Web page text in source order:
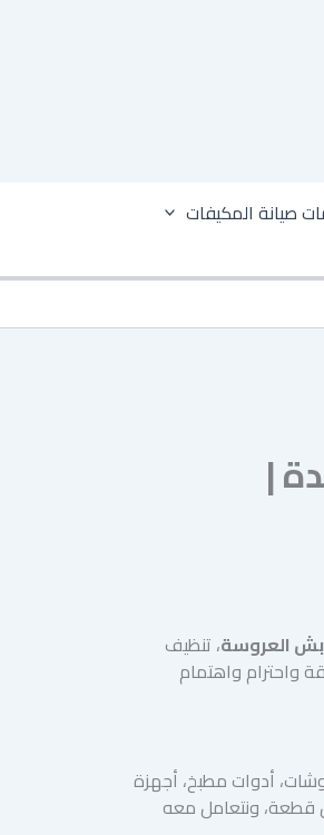
صيانة المكيفات
|
العروسة، تنظيف
واحترام واهتمام
أدوات مطبخ، أجهزة
قطعة، ونتعامل معه